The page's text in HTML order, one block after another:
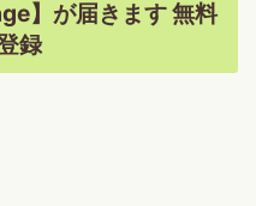
】が届きます 無料
録